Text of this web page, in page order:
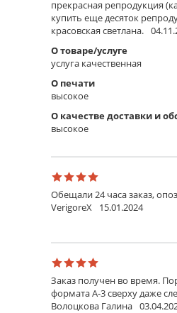
прекрасная репродукция
купить еще десяток
красовская светлана.
О товаре/услуге
услуга качественная
О печати
высокое
О качестве доставки и
высокое
Обещали 24 часа заказ,
VerigoreX
15.01.2024
Заказ получен во время.
формата А-3 сверху даже
Волоцкова Галина